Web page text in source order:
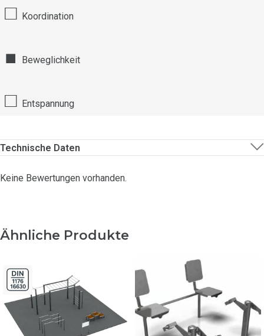
□ Koordination
■ Beweglichkeit
□ Entspannung
Technische Daten
Keine Bewertungen vorhanden.
Ähnliche Produkte